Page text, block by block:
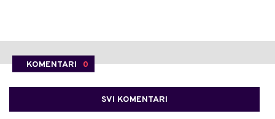
KOMENTARI 0
SVI KOMENTARI